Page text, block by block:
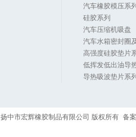
汽车橡胶模压系
硅胶系列
汽车压缩机吸盘
汽车水箱密封圈
高强度硅胶垫片
低挥发低出油导
导热吸波垫片系
扬中市宏辉橡胶制品有限公司 版权所有 备